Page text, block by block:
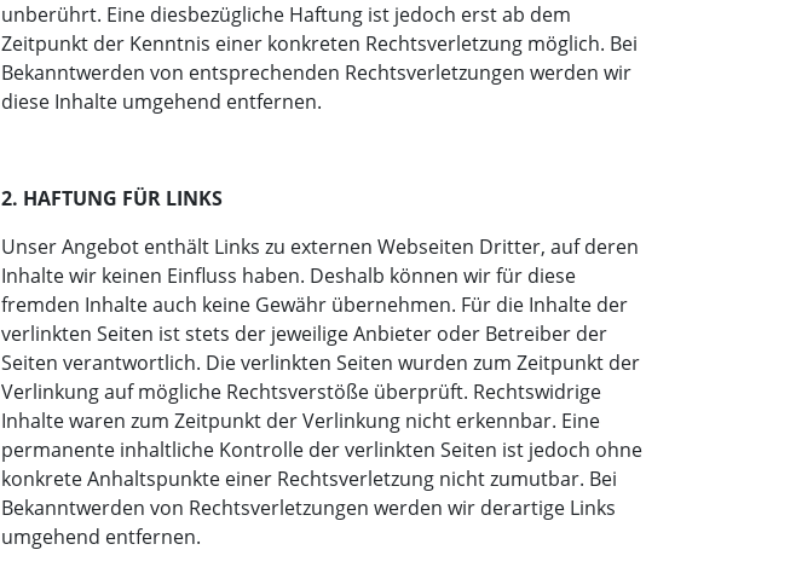
unberührt. Eine diesbezügliche Haftung ist jedoch erst ab dem
Zeitpunkt der Kenntnis einer konkreten Rechtsverletzung möglich. Bei
Bekanntwerden von entsprechenden Rechtsverletzungen werden wir
diese Inhalte umgehend entfernen.
2. HAFTUNG FÜR LINKS
Unser Angebot enthält Links zu externen Webseiten Dritter, auf deren
Inhalte wir keinen Einfluss haben. Deshalb können wir für diese
fremden Inhalte auch keine Gewähr übernehmen. Für die Inhalte der
verlinkten Seiten ist stets der jeweilige Anbieter oder Betreiber der
Seiten verantwortlich. Die verlinkten Seiten wurden zum Zeitpunkt der
Verlinkung auf mögliche Rechtsverstöße überprüft. Rechtswidrige
Inhalte waren zum Zeitpunkt der Verlinkung nicht erkennbar. Eine
permanente inhaltliche Kontrolle der verlinkten Seiten ist jedoch ohne
konkrete Anhaltspunkte einer Rechtsverletzung nicht zumutbar. Bei
Bekanntwerden von Rechtsverletzungen werden wir derartige Links
umgehend entfernen.